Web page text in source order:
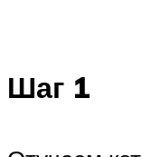
Шаг 1